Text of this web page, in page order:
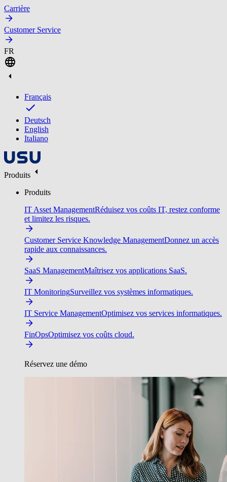
Carrière
Customer Service
FR
Français
Deutsch
English
Italiano
Produits
Produits
IT Asset ManagementRéduisez vos coûts IT, restez conforme
et limitez les risques.
Customer Service Knowledge ManagementDonnez un accès
rapide aux connaissances.
SaaS ManagementMaîtrisez vos applications SaaS.
IT MonitoringSurveillez vos systèmes informatiques.
IT Service ManagementOptimisez vos services informatiques.
FinOpsOptimisez vos coûts cloud.
Réservez une démo